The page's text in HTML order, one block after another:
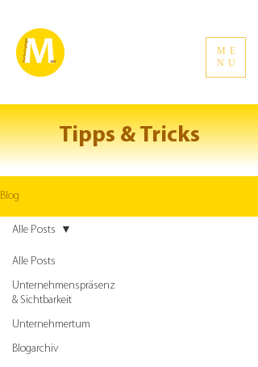
ME
NU
Tipps & Tricks
Blog
Alle Posts
Unternehmenspräsenz
& Sichtbarkeit
Unternehmertum
Blogarchiv
Alle Posts